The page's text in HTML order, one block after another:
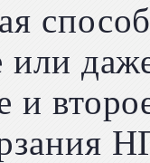
или
и